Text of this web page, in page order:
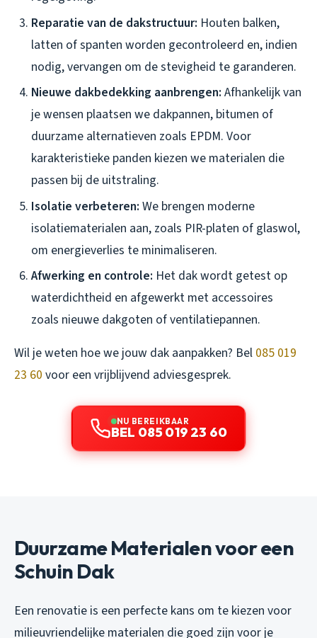
Reparatie van de dakstructuur: Houten balken,
latten of spanten worden gecontroleerd en, indien
nodig, vervangen om de stevigheid te garanderen.
Nieuwe dakbedekking aanbrengen: Afhankelijk van
je wensen plaatsen we dakpannen, bitumen of
duurzame alternatieven zoals EPDM. Voor
karakteristieke panden kiezen we materialen die
passen bij de uitstraling.
Isolatie verbeteren: We brengen moderne
isolatiematerialen aan, zoals PIR-platen of glaswol,
om energieverlies te minimaliseren.
Afwerking en controle: Het dak wordt getest op
waterdichtheid en afgewerkt met accessoires
zoals nieuwe dakgoten of ventilatiepannen.
Wil je weten hoe we jouw dak aanpakken? Bel 085 019
23 60 voor een vrijblijvend adviesgesprek.
NU BEREIKBAAR
BEL 085 019 23 60
Duurzame Materialen voor een
Schuin Dak
Een renovatie is een perfecte kans om te kiezen voor
milieuvriendelijke materialen die goed zijn voor je